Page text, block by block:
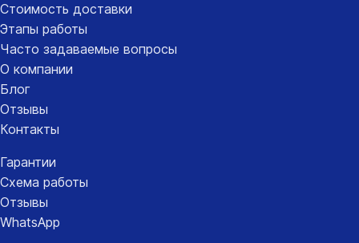
Стоимость доставки
Этапы работы
Часто задаваемые вопросы
О компании
Блог
Отзывы
Контакты
Гарантии
Схема работы
Отзывы
WhatsApp